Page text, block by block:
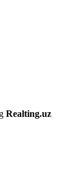
Realting.uz